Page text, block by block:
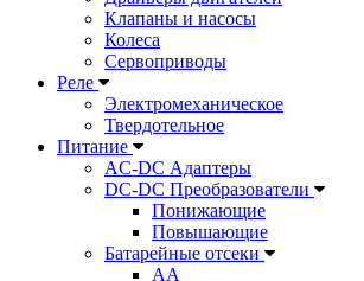
Клапаны и насосы
Колеса
Сервоприводы
Реле
Электромеханическое
Твердотельное
Питание
AC-DC Адаптеры
DC-DC Преобразователи
Понижающие
Повышающие
Батарейные отсеки
AA